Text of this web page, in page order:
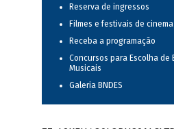
Reserva de ingressos
Filmes e festivais de cinema
Receba a programação
Concursos para Escolha de
Musicais
Galeria BNDES